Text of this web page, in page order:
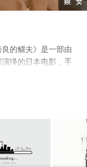
的鳏夫》是一部由
绎的日本电影，手
就上电影天堂网，